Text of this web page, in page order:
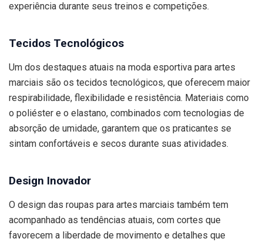
experiência durante seus treinos e competições.
Tecidos Tecnológicos
Um dos destaques atuais na moda esportiva para artes
marciais são os tecidos tecnológicos, que oferecem maior
respirabilidade, flexibilidade e resistência. Materiais como
o poliéster e o elastano, combinados com tecnologias de
absorção de umidade, garantem que os praticantes se
sintam confortáveis e secos durante suas atividades.
Design Inovador
O design das roupas para artes marciais também tem
acompanhado as tendências atuais, com cortes que
favorecem a liberdade de movimento e detalhes que